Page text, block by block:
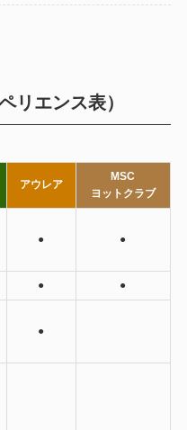
リエンス表）
アウレア
MSC
ヨットクラブ
● ●
● ●
●